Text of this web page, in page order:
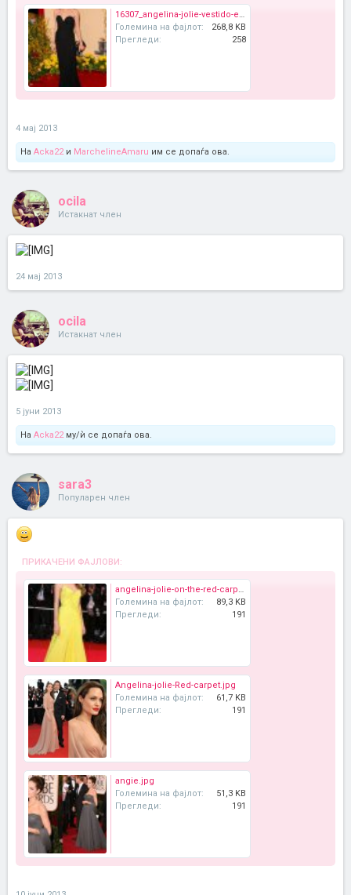
16307_angelina-jolie-vestido-elie-saab-oscar-2009.jpg
Големина на фајлот:
268,8 KB
Прегледи:
258
4 мај 2013
На Acka22и MarchelineAmaru им се допаѓа ова.
ocila
Истакнат член
24 мај 2013
ocila
Истакнат член
5 јуни 2013
На Acka22му/ѝ се допаѓа ова.
sara3
Популарен член
ПРИКАЧЕНИ ФАЈЛОВИ:
angelina-jolie-on-the-red-carpet-in-a-yellow-dress.jpg
Големина на фајлот:
89,3 KB
Прегледи:
191
Angelina-jolie-Red-carpet.jpg
Големина на фајлот:
61,7 KB
Прегледи:
191
angie.jpg
Големина на фајлот:
51,3 KB
Прегледи:
191